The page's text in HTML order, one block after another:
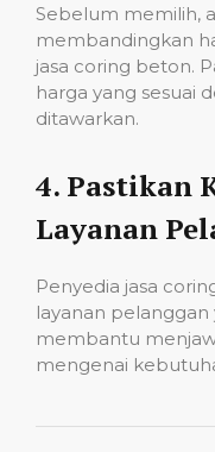
Sebelum memilih,
membandingkan
jasa coring beton.
harga yang sesuai
ditawarkan.
4. Pastikan
Layanan
Penyedia jasa
layanan pelanggan
membantu
mengenai